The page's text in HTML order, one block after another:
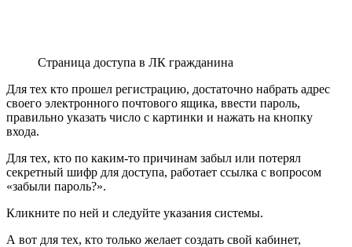
Страница доступа в ЛК гражданина
Для тех кто прошел регистрацию, достаточно набрать адрес
своего электронного почтового ящика, ввести пароль,
правильно указать число с картинки и нажать на кнопку
входа.
Для тех, кто по каким-то причинам забыл или потерял
секретный шифр для доступа, работает ссылка с вопросом
«забыли пароль?».
Кликните по ней и следуйте указания системы.
А вот для тех, кто только желает создать свой кабинет,